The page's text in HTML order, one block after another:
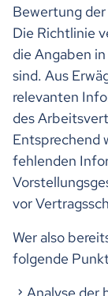
Bewertung
Die Richtlinie
die Angaben
sind. Aus
relevanten
des
Entsprechend
fehlenden
vor
Wer also
folgende